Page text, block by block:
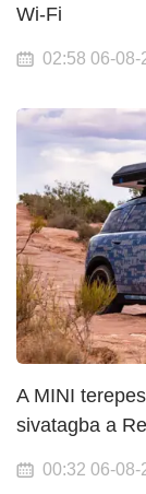
Wi-Fi
02:58 06-08-
A MINI
sivatagba a
00:32 06-08-